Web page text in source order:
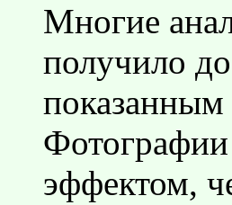
Многие
получило
показанным
эффектом,